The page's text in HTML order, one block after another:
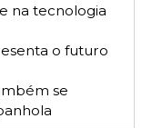
na tecnologia
o futuro
se